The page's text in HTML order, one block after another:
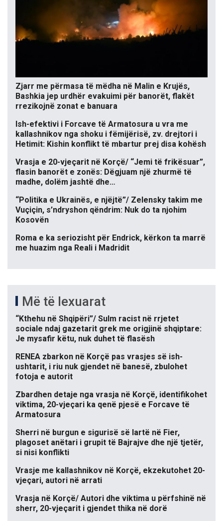
Zjarr me përmasa të mëdha në Malin e Krujës,
Bashkia jep urdhër evakuimi për banorët, flakët
rrezikojnë zonat e banuara
Ish-efektivi i Forcave të Armatosura u vra me
kallashnikov nga shoku i fëmijërisë, zv. drejtori i
Hetimit: Kishin konflikt të mbartur prej disa kohësh
Vrasja e 20-vjeçarit në Korçë/ “Jemi të frikësuar”,
flasin banorët e zonës: Dëgjuam një zhurmë të
madhe, dolëm jashtë dhe…
“Politika e Ukrainës, e njëjtë”/ Zelensky takim me
Vuçiçin, s’ndryshon qëndrim: Nuk do ta njohim
Kosovën
Roma e ka seriozisht për Endrick, kërkon ta marrë
me huazim nga Reali i Madridit
Më të lexuarat
“Kthehu në Shqipëri”/ Sulm racist në rrjetet
sociale ndaj gazetarit grek me origjinë shqiptare:
Je mysafir këtu, nuk duhet të flasësh
RENEA zbarkon në Korçë pas vrasjes së ish-
ushtarit, i riu nuk gjendet në banesë, zbulohet
fotoja e autorit
Zbardhen detaje nga vrasja në Korçë, identifikohet
viktima, 20-vjeçari ka qenë pjesë e Forcave të
Armatosura
Sherri në burgun e sigurisë së lartë në Fier,
plagoset anëtari i grupit të Bajrajve dhe një tjetër,
si nisi konflikti
Vrasje me kallashnikov në Korçë, ekzekutohet 20-
vjeçari, autori në arrati
Vrasja në Korçë/ Autori dhe viktima u përfshinë në
sherr, 20-vjeçarit i gjendet thika në dorë